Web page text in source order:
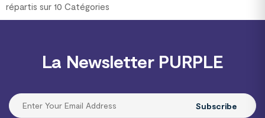
répartis sur 10 Catégories
La Newsletter PURPLE
Subscribe